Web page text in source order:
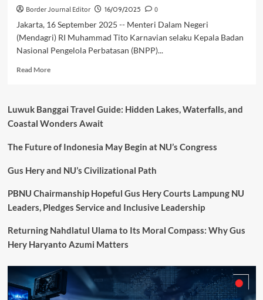
Border Journal Editor 16/09/2025
0
Jakarta, 16 September 2025 -- Menteri Dalam Negeri
(Mendagri) RI Muhammad Tito Karnavian selaku Kepala Badan
Nasional Pengelola Perbatasan (BNPP)...
Read MoreRead
Rangka
HUT
15
Mendagri
Kepala
Bagikan
Paket
Sembako
Warga
Tanah
Tinggi
Luwuk Banggai Travel Guide: Hidden Lakes, Waterfalls, and
Coastal Wonders Await
The Future of Indonesia May Begin at NU’s Congress
Gus Hery and NU’s Civilizational Path
PBNU Chairmanship Hopeful Gus Hery Courts Lampung NU
Leaders, Pledges Service and Inclusive Leadership
Returning Nahdlatul Ulama to Its Moral Compass: Why Gus
Hery Haryanto Azumi Matters